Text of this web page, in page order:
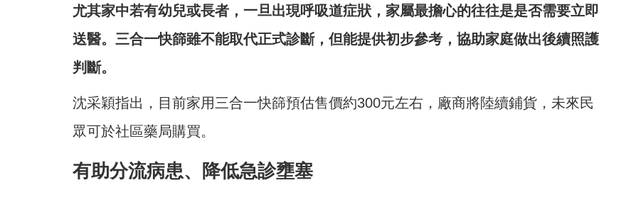
尤其家中若有幼兒或長者，一旦出現呼吸道症狀，家屬最擔心的往往是是否需要立即
送醫。三合一快篩雖不能取代正式診斷，但能提供初步參考，協助家庭做出後續照護
判斷。
沈采穎指出，目前家用三合一快篩預估售價約300元左右，廠商將陸續鋪貨，未來民
眾可於社區藥局購買。
有助分流病患、降低急診壅塞